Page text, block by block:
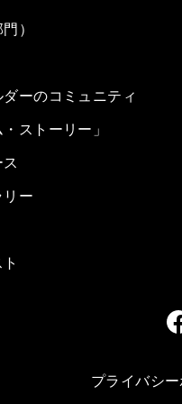
）
ーのコミュニティ
ストーリー」
リー
プライバシ